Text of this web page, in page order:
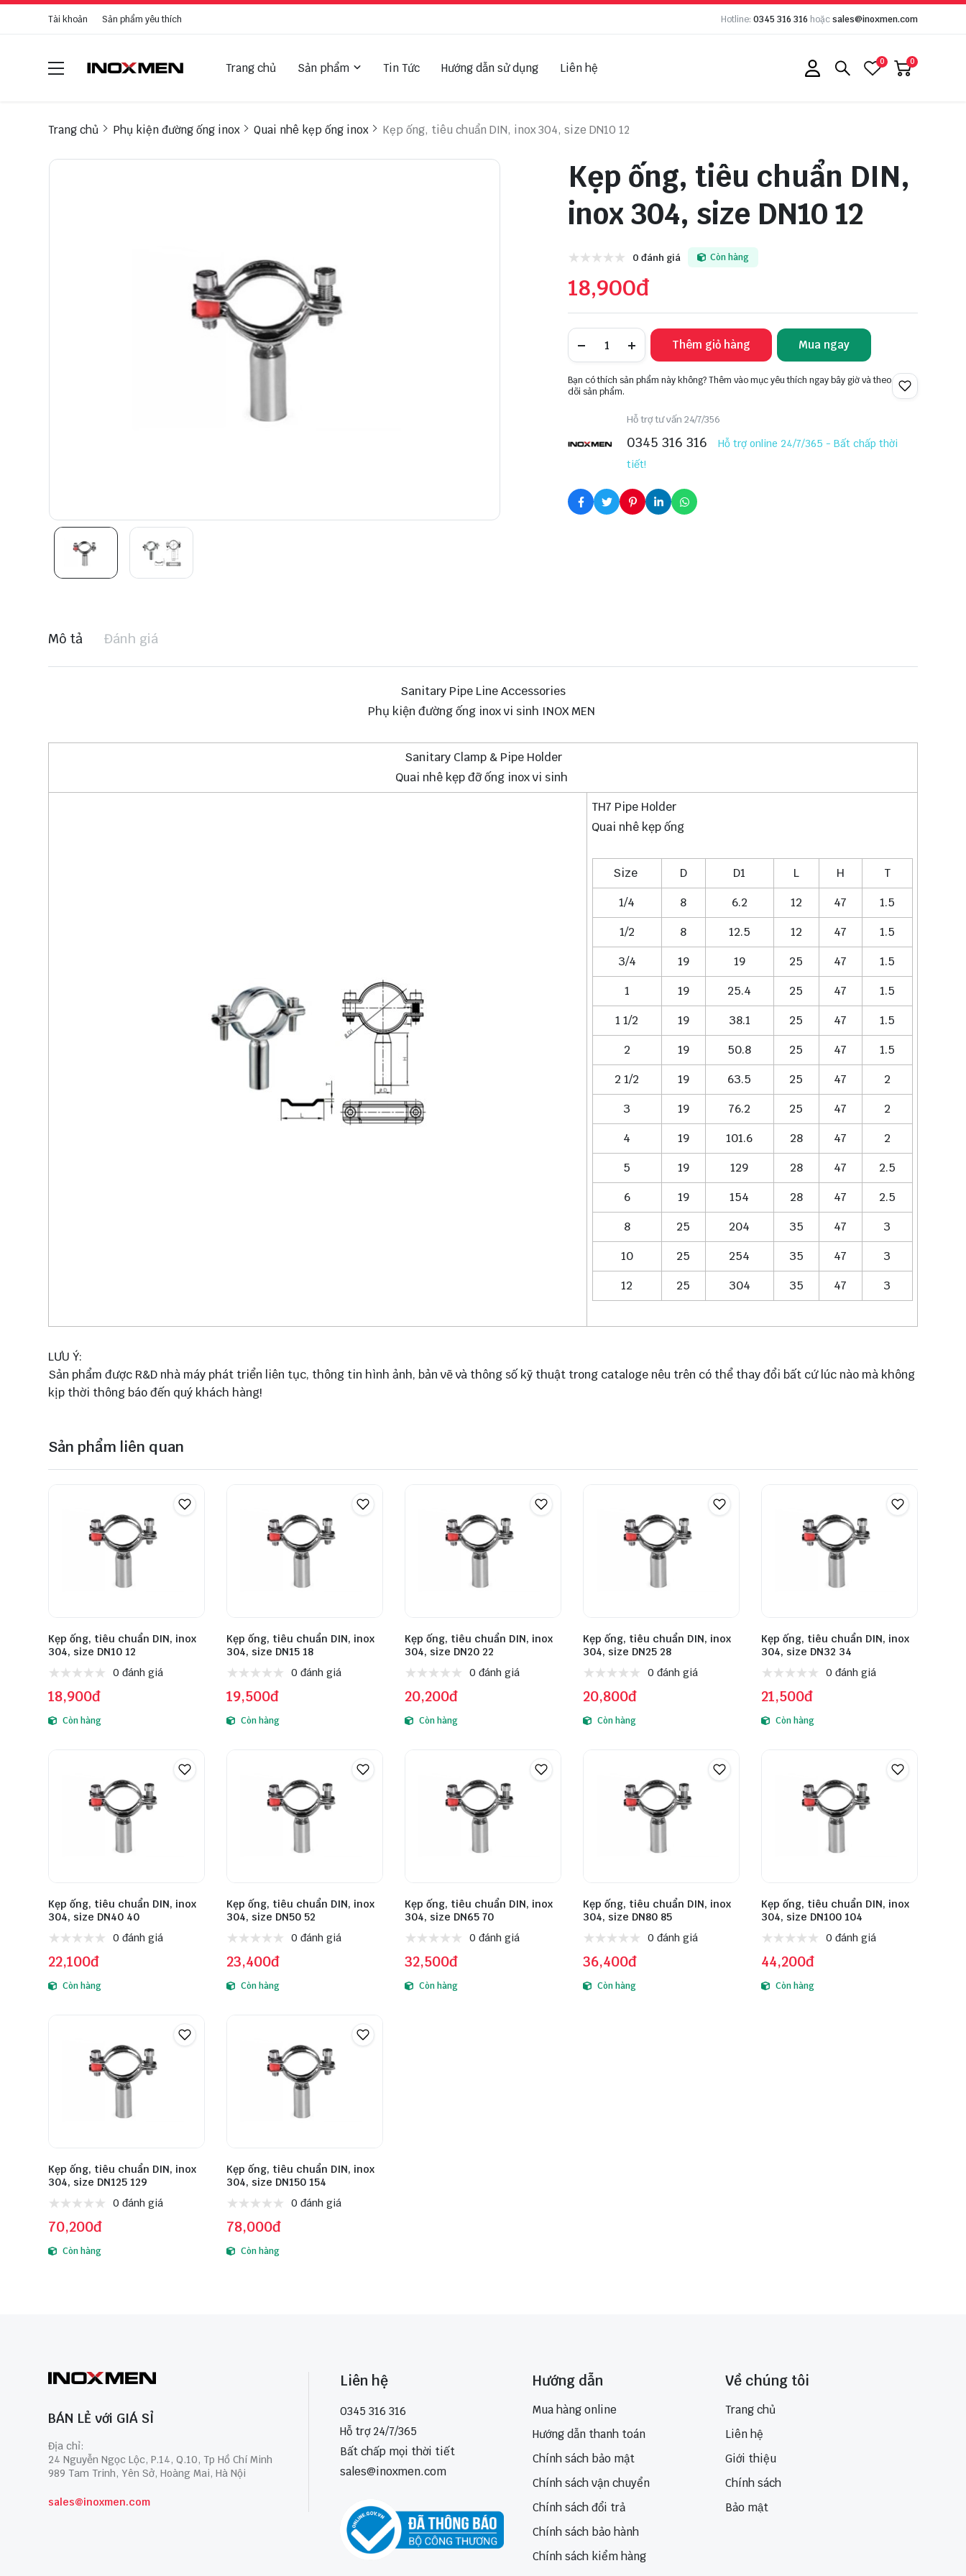
Tài khoản Sản phẩm yêu thích Hotline: 0345 316 316 hoặcsales@inoxmen.com
Trang chủ Sản phẩm Tin Tức Hướng dẫn sử dụng Liên hệ 0 0
Trang chủ Phụ kiện đường ống inox Quai nhê kẹp ống inox Kẹp ống, tiêu chuẩn DIN, inox 304, size DN10 12
Kẹp ống, tiêu chuẩn DIN,
inox 304, size DN10 12
0 đánh giá Còn hàng
18,900đ
Thêm giỏ hàng Mua ngay
Bạn có thích sản phẩm này không? Thêm vào mục yêu thích ngay bây giờ và theo
dõi sản phẩm.
Hỗ trợ tư vấn 24/7/356
0345 316 316
Hỗ trợ online 24/7/365 - Bất chấp thời
tiết!
Mô tả Đánh giá
Sanitary Pipe Line Accessories
Phụ kiện đường ống inox vi sinh INOX MEN
Sanitary Clamp & Pipe Holder
Quai nhê kẹp đỡ ống inox vi sinh
TH7 Pipe Holder
Quai nhê kẹp ống
Size D D1 L H
T
1/4
8 6.2 12 47
1.5
1/2
8 12.5 12 47
1.5
3/4
19 19 25 47
1.5
1
19 25.4 25 47
1.5
1 1/2
19 38.1 25 47
1.5
2
19 50.8 25 47
1.5
2 1/2
19 63.5 25 47
2
3
19 76.2 25 47
2
4
19 101.6 28 47
2
5
19 129 28 47
2.5
6
19 154 28 47
2.5
8
25 204 35 47
3
10
25 254 35 47
3
12
25 304 35 47 3
LƯU Ý:
Sản phẩm được R&D nhà máy phát triển liên tục, thông tin hình ảnh, bản vẽ và thông số kỹ thuật trong cataloge nêu trên có thể thay đổi bất cứ lúc nào mà không
kịp thời thông báo đến quý khách hàng!
Sản phẩm liên quan
Kẹp ống, tiêu chuẩn DIN, inox
304, size DN10 12
0 đánh giá
18,900đ
Còn hàng
Kẹp ống, tiêu chuẩn DIN, inox
304, size DN15 18
0 đánh giá
19,500đ
Còn hàng
Kẹp ống, tiêu chuẩn DIN, inox
304, size DN20 22
0 đánh giá
20,200đ
Còn hàng
Kẹp ống, tiêu chuẩn DIN, inox
304, size DN25 28
0 đánh giá
20,800đ
Còn hàng
Kẹp ống, tiêu chuẩn DIN, inox
304, size DN32 34
0 đánh giá
21,500đ
Còn hàng
Kẹp ống, tiêu chuẩn DIN, inox
304, size DN40 40
0 đánh giá
22,100đ
Còn hàng
Kẹp ống, tiêu chuẩn DIN, inox
304, size DN50 52
0 đánh giá
23,400đ
Còn hàng
Kẹp ống, tiêu chuẩn DIN, inox
304, size DN65 70
0 đánh giá
32,500đ
Còn hàng
Kẹp ống, tiêu chuẩn DIN, inox
304, size DN80 85
0 đánh giá
36,400đ
Còn hàng
Kẹp ống, tiêu chuẩn DIN, inox
304, size DN100 104
0 đánh giá
44,200đ
Còn hàng
Kẹp ống, tiêu chuẩn DIN, inox
304, size DN125 129
0 đánh giá
70,200đ
Còn hàng
Kẹp ống, tiêu chuẩn DIN, inox
304, size DN150 154
0 đánh giá
78,000đ
Còn hàng
BÁN LẺ với GIÁ SỈ
Địa chỉ:
24 Nguyễn Ngọc Lộc, P.14, Q.10, Tp Hồ Chí Minh
989 Tam Trinh, Yên Sở, Hoàng Mai, Hà Nội
sales@inoxmen.com
Liên hệ
0345 316 316
Hỗ trợ 24/7/365
Bất chấp mọi thời tiết
sales@inoxmen.com
Hướng dẫn
Mua hàng online
Hướng dẫn thanh toán
Chính sách bảo mật
Chính sách vận chuyển
Chính sách đổi trả
Chính sách bảo hành
Chính sách kiểm hàng
Về chúng tôi
Trang chủ
Liên hệ
Giới thiệu
Chính sách
Bảo mật